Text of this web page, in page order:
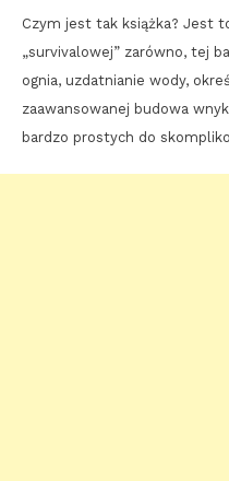
Czym jest tak książka? Jest
„survivalowej” zarówno, tej
ognia, uzdatnianie wody,
zaawansowanej budowa
bardzo prostych do